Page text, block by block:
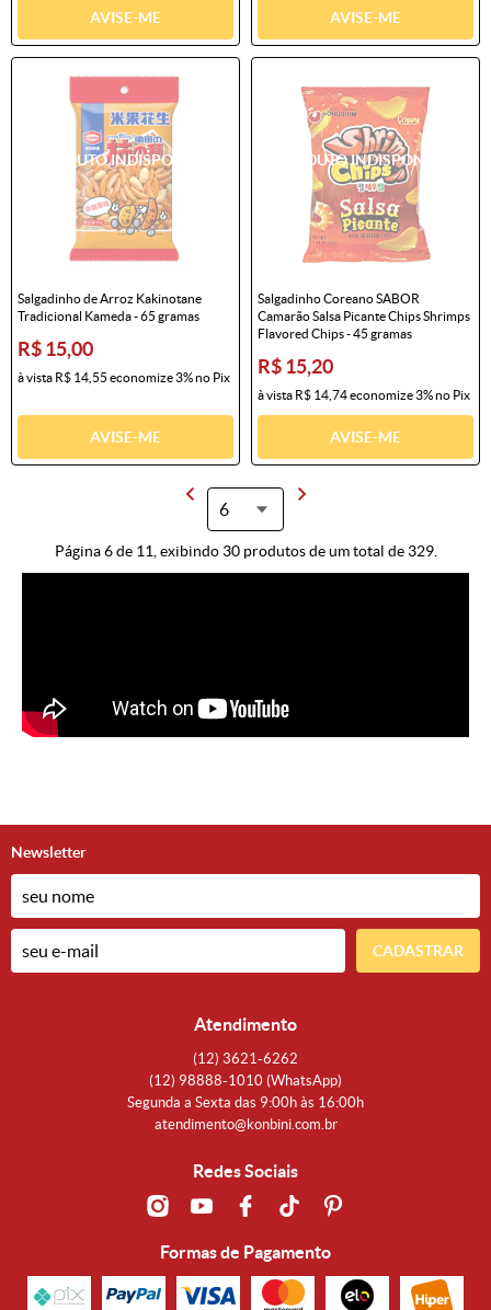
AVISE-ME AVISE-ME
Salgadinho de Arroz Kakinotane
Tradicional Kameda - 65 gramas
R$ 15,00
à vista R$ 14,55 economize3%no Pix
AVISE-ME
Salgadinho Coreano SABOR
Camarão Salsa Picante Chips Shrimps
Flavored Chips - 45 gramas
R$ 15,20
à vista R$ 14,74economize3%no Pix
AVISE-ME
Página 6 de 11, exibindo 30 produtos de um total de 329.
Newsletter
CADASTRAR
Atendimento
(12) 3621-6262
(12) 98888-1010 (WhatsApp)
Segunda a Sexta das 9:00h às 16:00h
atendimento@konbini.com.br
Redes Sociais
Formas de Pagamento